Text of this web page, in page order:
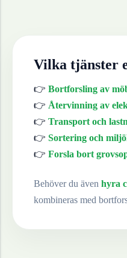
Vilka tjänster
👉 Bortforsling av
👉 Återvinning av
👉 Transport och
👉 Sortering och
👉 Forsla bort
Behöver du även hyra
kombineras med